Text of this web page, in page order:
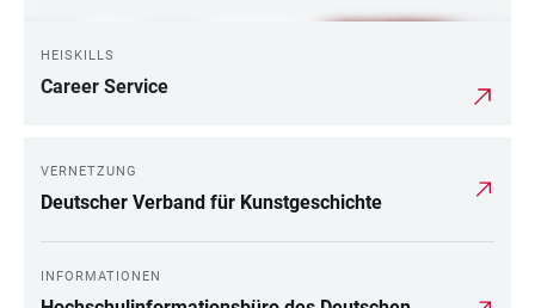
HEISKILLS
Career Service
VERNETZUNG
Deutscher Verband für Kunstgeschichte
INFORMATIONEN